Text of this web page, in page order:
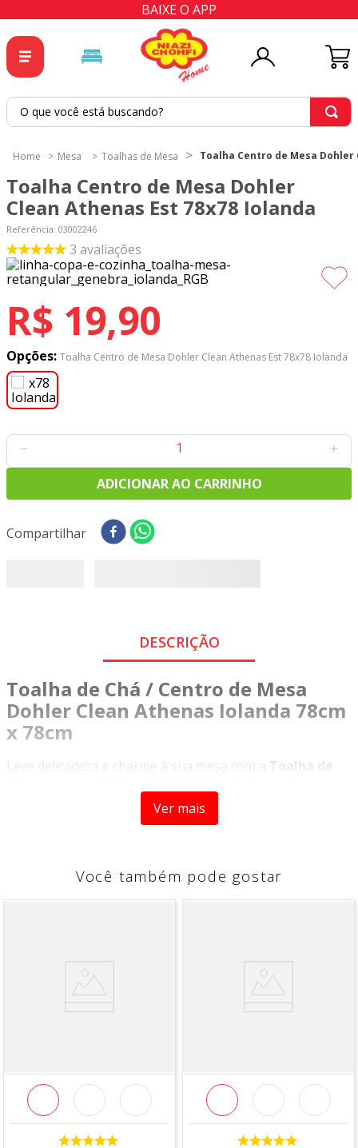
BAIXE O APP
O que você está buscando?
Mesa Toalhas de Mesa Toalha Centro de Mesa Dohler
Toalha Centro de Mesa Dohler
Clean Athenas Est 78x78 Iolanda
Referência: 03002246
3 avaliações
R$ 19,90
Opções: Toalha Centro de Mesa Dohler Clean Athenas Est 78x78 Iolanda
＋
－
ADICIONAR AO CARRINHO
Compartilhar
DESCRIÇÃO
Toalha de Chá / Centro de Mesa
Dohler Clean Athenas Iolanda 78cm
x 78cm
Leve delicadeza e charme à sua mesa com a Toalha de
50% Algodão e 50% Poliéster
peça combina conforto e resistência, trazendo
sofisticação para suas refeições.
com poás vermelhas, a toalha transforma qualquer
garante proteção contra manchas e facilita a limpeza:
basta passar um pano úmido para remover pequenas
sujeiras, reduzindo lavagens e preservando a vida útil da
Dimensões:
78cm x 78cm
Tratamento:Dohler Clean antimanchas
Detalhes do Produto
Ver mais
Você também pode gostar
2º
tapete
cortina
4º
tecido percal
5º
tapetes
6
tecido tricoline
7º
percal
8º
tricoline digital
9º
tecido oxford